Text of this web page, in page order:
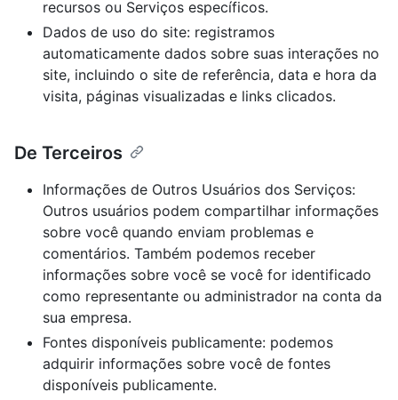
recursos ou Serviços específicos.
Dados de uso do site: registramos
automaticamente dados sobre suas interações no
site, incluindo o site de referência, data e hora da
visita, páginas visualizadas e links clicados.
De Terceiros
Informações de Outros Usuários dos Serviços:
Outros usuários podem compartilhar informações
sobre você quando enviam problemas e
comentários. Também podemos receber
informações sobre você se você for identificado
como representante ou administrador na conta da
sua empresa.
Fontes disponíveis publicamente: podemos
adquirir informações sobre você de fontes
disponíveis publicamente.